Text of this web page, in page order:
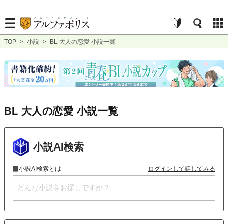
TOP > 小説 > BL 大人の恋愛 小説一覧
BL 大人の恋愛 小説一覧
小説AI検索
小説AI検索とは ログインして話してみる